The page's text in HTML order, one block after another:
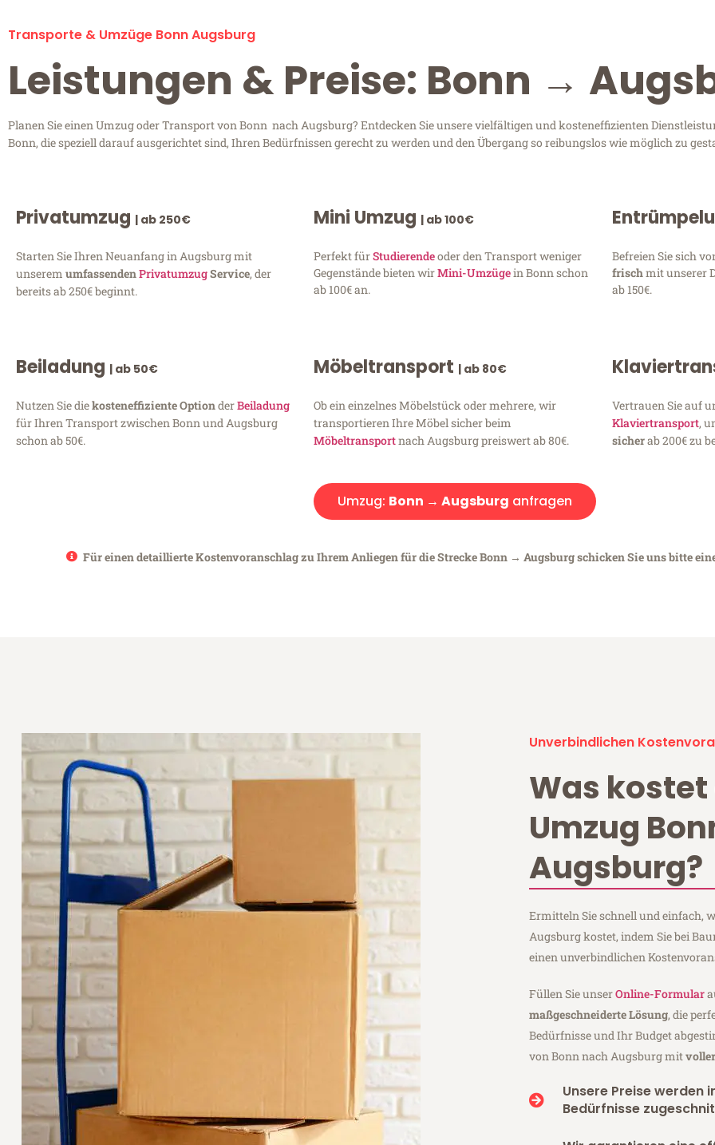
Transporte & Umzüge Bonn Augsburg
Leistungen & Preise: Bonn →
Planen Sie einen Umzug oder Transport von Bonn nach Augsburg? Entdecken Sie unsere vielfältigen und kosteneffizienten
Bonn, die speziell darauf ausgerichtet sind, Ihren Bedürfnissen gerecht zu werden und den Übergang so reibungslos wie möglich zu
Privatumzug | ab 250€
Starten Sie Ihren Neuanfang in Augsburg mit
unserem umfassendenPrivatumzugService, der
bereits ab 250€ beginnt.
Mini Umzug | ab 100€
Perfekt fürStudierendeoder den Transport weniger
Gegenstände bieten wirMini-Umzügein Bonn schon
ab 100€ an.
Befreien Sie sich
frischmit unserer
ab 150€.
Beiladung | ab 50€
Nutzen Sie diekosteneffiziente OptionderBeiladung
für Ihren Transport zwischen Bonn und Augsburg
schon ab 50€.
Möbeltransport | ab 80€
Ob ein einzelnes Möbelstück oder mehrere, wir
transportieren Ihre Möbel sicher beim
Möbeltransportnach Augsburg preiswert ab 80€.
Vertrauen Sie auf
Klaviertransport,
sicherab 200€ zu
Umzug: Bonn → Augsburg anfragen
Für einen detaillierte Kostenvoranschlag zu Ihrem Anliegen für die Strecke Bonn → Augsburg schicken Sie uns bitte
Unverbindlichen
Was kostet
Umzug
Augsburg?
Ermitteln Sie schnell und einfach,
Augsburg kostet, indem Sie bei
einen unverbindlichen
Füllen Sie unserOnline-Formular
maßgeschneiderte Lösung, die
Bedürfnisse und Ihr Budget
von Bonn nach Augsburg mit
Unsere Preise werden
Bedürfnisse